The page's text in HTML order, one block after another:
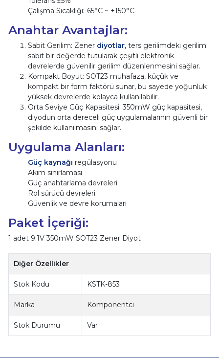
Çalışma Sıcaklığı:-65°C ~ +150°C
Anahtar Avantajlar:
Sabit Gerilim: Zener diyotlar, ters gerilimdeki gerilim
sabit bir değerde tutularak çeşitli elektronik
devrelerde güvenilir gerilim düzenlenmesini sağlar.
Kompakt Boyut: SOT23 muhafaza, küçük ve
kompakt bir form faktörü sunar, bu sayede yoğunluk
yüksek devrelerde kolayca kullanılabilir.
Orta Seviye Güç Kapasitesi: 350mW güç kapasitesi,
diyodun orta dereceli güç uygulamalarının güvenli bir
şekilde kullanılmasını sağlar.
Uygulama Alanları:
Güç kaynağı regülasyonu
Akım sınırlaması
Güç anahtarlama devreleri
Rol sürücü devreleri
Güvenlik ve devre korumaları
Paket İçeriği:
1 adet 9.1V 350mW SOT23 Zener Diyot
Diğer Özellikler
Stok Kodu KSTK-853
Marka Komponentci
Stok Durumu Var